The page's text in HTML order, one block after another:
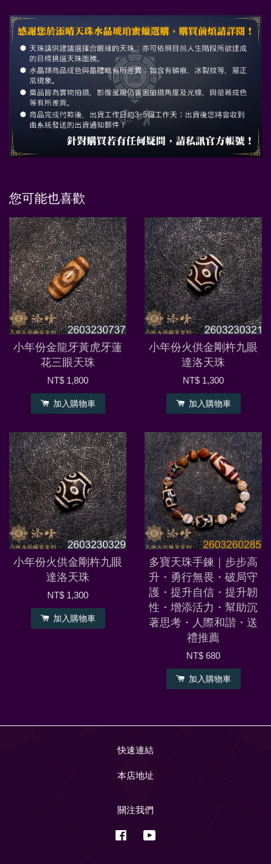
您可能也喜歡
小年份金龍牙黃虎牙蓮
花三眼天珠
NT$ 1,800
加入購物車
小年份火供金剛杵九眼
達洛天珠
NT$ 1,300
加入購物車
小年份火供金剛杵九眼
達洛天珠
NT$ 1,300
加入購物車
多寶天珠手鍊｜步步高
升・勇行無畏・破局守
護・提升自信・提升韌
性・增添活力・幫助沉
著思考・人際和諧・送
禮推薦
NT$ 680
加入購物車
快速連結
本店地址
關注我們
Facebook